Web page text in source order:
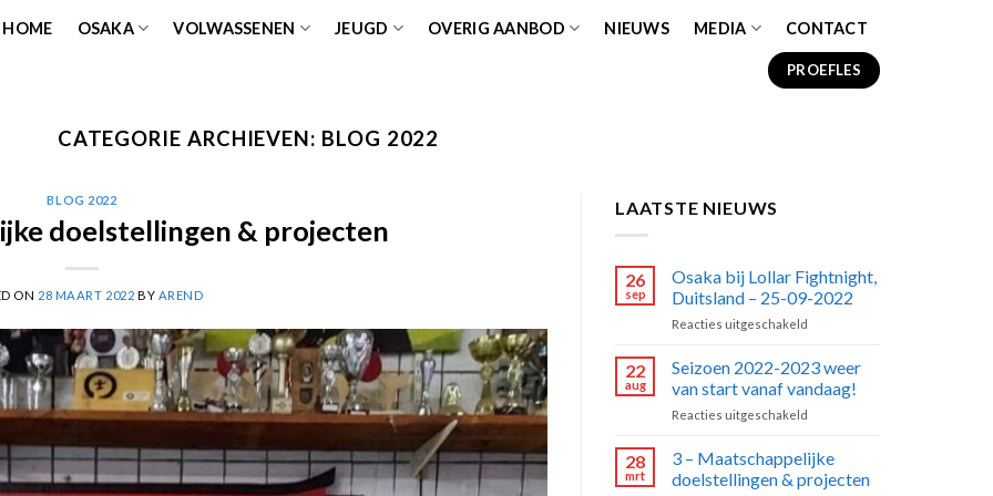
HOME OSAKA VOLWASSENEN JEUGD OVERIG AANBOD NIEUWS MEDIA CONTACT
PROEFLES
CATEGORIE ARCHIEVEN: BLOG 2022
BLOG 2022
doelstellingen & projecten
ON 28 MAART 2022 BY AREND
LAATSTE NIEUWS
26
sep
Osaka bij Lollar Fightnight,
Duitsland – 25-09-2022
Reacties uitgeschakeld
bij
Lollar
Fightnight,
25-
09-
2022
22
aug
Seizoen 2022-2023 weer
van start vanaf vandaag!
Reacties uitgeschakeld
2022-
2023
weer
28
mrt
3 – Maatschappelijke
doelstellingen & projecten